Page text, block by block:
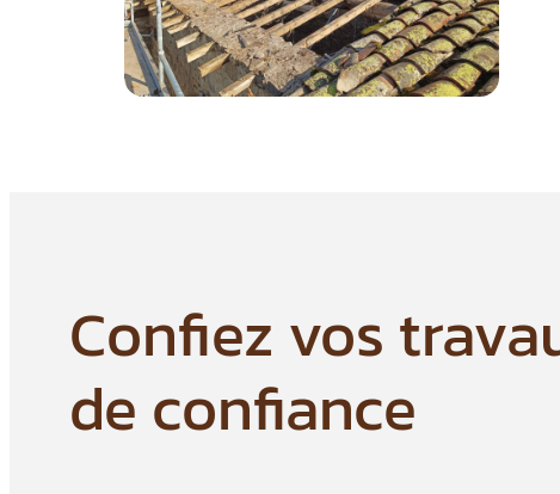
Confiez vos
de confiance